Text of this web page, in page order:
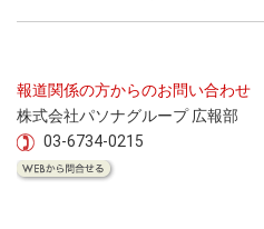
報道関係の方からのお問い合わせ
株式会社パソナグループ 広報部
03-6734-0215